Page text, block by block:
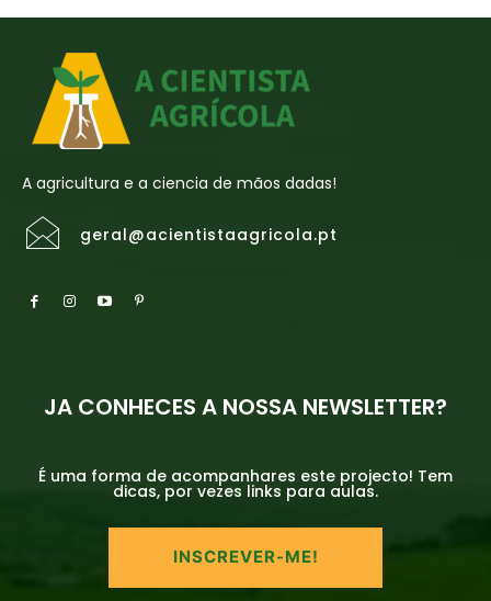
A agricultura e a ciencia de mãos dadas!
geral@acientistaagricola.pt
JA CONHECES A NOSSA NEWSLETTER?
É uma forma de acompanhares este projecto! Tem
dicas, por vezes links para aulas.
INSCREVER-ME!